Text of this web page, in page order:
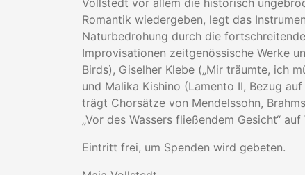
Vollstedt vor allem die historisch
Romantik wiedergeben, legt das
Naturbedrohung durch die
Improvisationen zeitgenössische Werke
Birds), Giselher Klebe („Mir träumte, ich
und Malika Kishino (Lamento II, Bezug
trägt Chorsätze von Mendelssohn,
„Vor des Wassers fließendem Gesicht“
Eintritt frei, um Spenden wird gebeten.